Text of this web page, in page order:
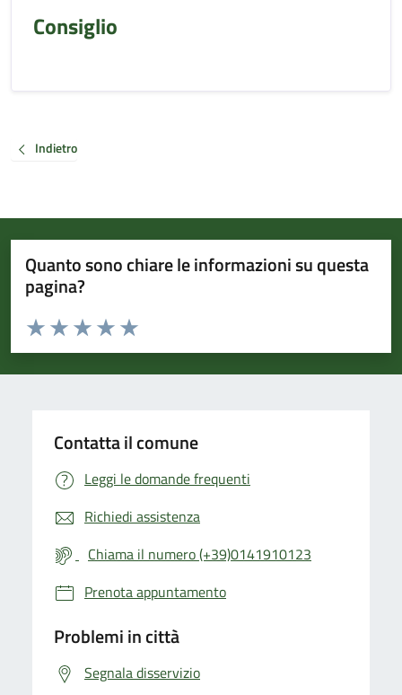
Consiglio
Indietro
Quanto sono chiare le informazioni su questa
pagina?
Valuta da 1 a 5 stelle la pagina
Valuta 5 stelle su 5
Valuta 4 stelle su 5
Valuta 3 stelle su 5
Valuta 2 stelle su 5
Valuta 1 stelle su 5
Contatta il comune
Leggi le domande frequenti
Richiedi assistenza
Chiama il numero (+39)0141910123
Prenota appuntamento
Problemi in città
Segnala disservizio